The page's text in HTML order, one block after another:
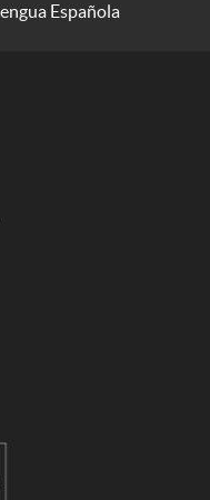
Española